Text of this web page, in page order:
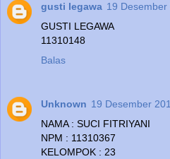
gusti legawa 19
GUSTI LEGAWA
11310148
Balas
Unknown 19 Desember
NAMA : SUCI FITRIYANI
NPM : 11310367
KELOMPOK : 23